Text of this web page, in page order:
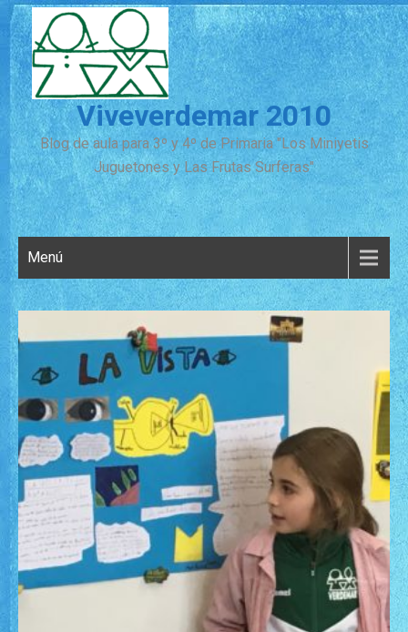
Viveverdemar 2010
Blog de aula para 3º y 4º de Primaria "Los Miniyetis
Juguetones y Las Frutas Surferas"
Menú